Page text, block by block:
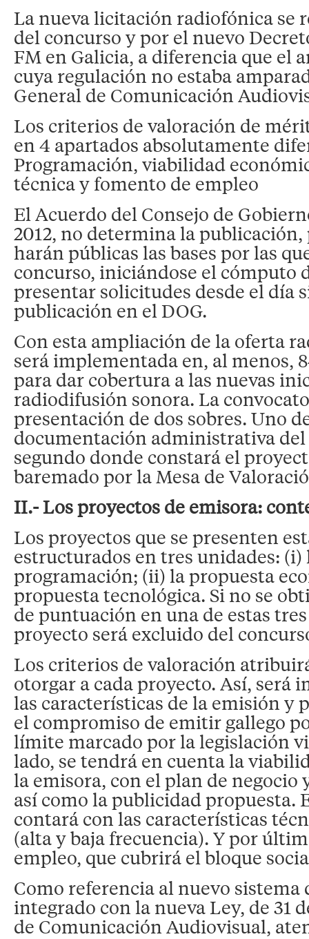
La nueva licitación radiofónica se
del concurso y por el nuevo
FM en Galicia, a diferencia que el
cuya regulación no estaba
General de Comunicación
Los criterios de valoración de
en 4 apartados absolutamente
Programación, viabilidad
técnica y fomento de empleo
El Acuerdo del Consejo de
2012, no determina la publicación,
harán públicas las bases por las
concurso, iniciándose el cómputo
presentar solicitudes desde el día
publicación en el DOG.
Con esta ampliación de la oferta
será implementada en, al menos,
para dar cobertura a las nuevas
radiodifusión sonora. La
presentación de dos sobres. Uno
documentación administrativa
segundo donde constará el
baremado por la Mesa de
II.- Los proyectos de emisora:
Los proyectos que se presenten
estructurados en tres unidades: (i)
programación; (ii) la propuesta
propuesta tecnológica. Si no se
de puntuación en una de estas
proyecto será excluido del
Los criterios de valoración
otorgar a cada proyecto. Así, será
las características de la emisión y
el compromiso de emitir gallego
límite marcado por la legislación
lado, se tendrá en cuenta la
la emisora, con el plan de negocio
así como la publicidad propuesta.
contará con las características
(alta y baja frecuencia). Y por
empleo, que cubrirá el bloque
Como referencia al nuevo sistema
integrado con la nueva Ley, de 31
de Comunicación Audiovisual,